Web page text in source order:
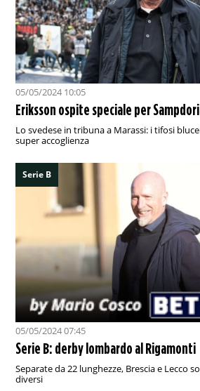
05/05/2024 10:05
Eriksson ospite speciale per
Lo svedese in tribuna a Marassi: i tifosi
super accoglienza
Serie B
05/05/2024 07:45
Serie B: derby lombardo al Rigamonti
Separate da 22 lunghezze, Brescia e Lecco
diversi